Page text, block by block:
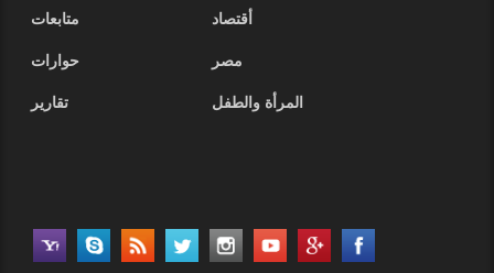
أقتصاد
متابعات
مصر
حوارات
المرأة والطفل
تقارير